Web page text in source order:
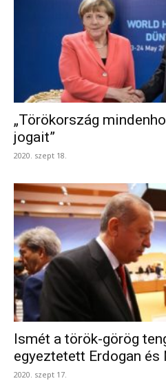
„Törökország
jogait”
2020. szept 18.
Ismét a török-görög
egyeztetett Erdogan és
2020. szept 17.